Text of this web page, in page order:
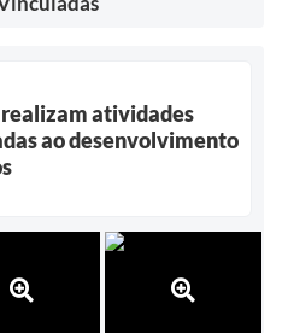
atividades
ao desenvolvimento